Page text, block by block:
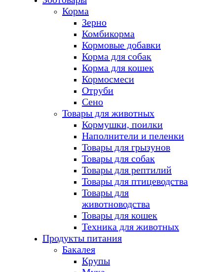
Корма
Зерно
Комбикорма
Кормовые добавки
Корма для собак
Корма для кошек
Кормосмеси
Отруби
Сено
Товары для животных
Кормушки, поилки
Наполнители и пеленки
Товары для грызунов
Товары для собак
Товары для рептилий
Товары для птицеводства
Товары для
животноводства
Товары для кошек
Техника для животных
Продукты питания
Бакалея
Крупы